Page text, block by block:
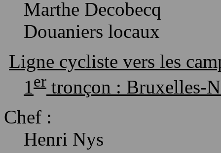
Marthe Decobecq
Douaniers locaux
Ligne cycliste vers les
1er tronçon : Bruxelles-
Chef :
Henri Nys